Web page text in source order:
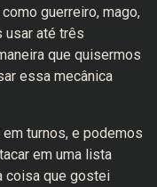
guerreiro, mago,
usar até três
que quisermos
essa mecânica
turnos, e podemos
em uma lista
coisa que gostei